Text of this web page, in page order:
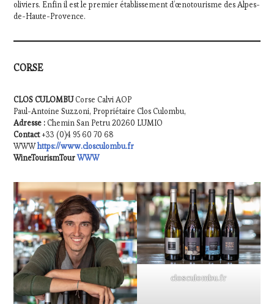
oliviers. Enfin il est le premier établissement d’œnotourisme des Alpes-
de-Haute-Provence.
CORSE
CLOS CULOMBUCorse Calvi AOP
Paul-Antoine Suzzoni, Propriétaire Clos Culombu,
Adresse :Chemin San Petru 20260 LUMIO
Contact+33 (0)4 95 60 70 68
WWWhttps://www.closculombu.fr
WineTourismTourWWW
closculombu.fr